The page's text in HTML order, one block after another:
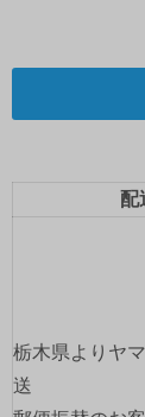
ナ
ビ
ー
ン
配
栃木県よりヤ
送